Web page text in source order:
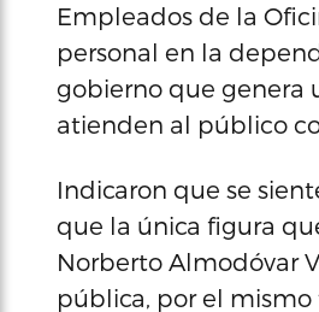
Empleados de la
personal en la
gobierno que genera
atienden al público
Indicaron que se
que la única figura
Norberto Almodóvar
pública, por el mismo